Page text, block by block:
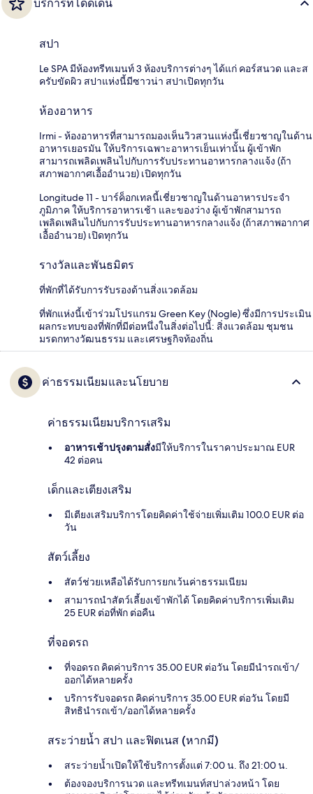
บริการที่โดดเด่น
สปา
Le SPA มีห้องทรีทเมนท์ 3 ห้องบริการต่างๆ ได้แก่ คอร์สนวด และส
ครับขัดผิว สปาแห่งนี้มีซาวน่า สปาเปิดทุกวัน
ห้องอาหาร
Irmi - ห้องอาหารที่สามารถมองเห็นวิวสวนแห่งนี้เชี่ยวชาญในด้าน
อาหารเยอรมัน ให้บริการเฉพาะอาหารเย็นเท่านั้น ผู้เข้าพัก
สามารถเพลิดเพลินไปกับการรับประทานอาหารกลางแจ้ง (ถ้า
สภาพอากาศเอื้ออำนวย) เปิดทุกวัน
Longitude 11 - บาร์ค็อกเทลนี้เชี่ยวชาญในด้านอาหารประจำ
ภูมิภาค ให้บริการอาหารเช้า และของว่าง ผู้เข้าพักสามารถ
เพลิดเพลินไปกับการรับประทานอาหารกลางแจ้ง (ถ้าสภาพอากาศ
เอื้ออำนวย) เปิดทุกวัน
รางวัลและพันธมิตร
ที่พักที่ได้รับการรับรองด้านสิ่งแวดล้อม
ที่พักแห่งนี้เข้าร่วมโปรแกรม Green Key (Nogle) ซึ่งมีการประเมิน
ผลกระทบของที่พักที่มีต่อหนึ่งในสิ่งต่อไปนี้: สิ่งแวดล้อม ชุมชน
มรดกทางวัฒนธรรม และเศรษฐกิจท้องถิ่น
ค่าธรรมเนียมและนโยบาย
ค่าธรรมเนียมบริการเสริม
อาหารเช้าปรุงตามสั่งมีให้บริการในราคาประมาณ EUR
42 ต่อคน
เด็กและเตียงเสริม
มีเตียงเสริมบริการโดยคิดค่าใช้จ่ายเพิ่มเติม 100.0 EUR ต่อ
วัน
สัตว์เลี้ยง
สัตว์ช่วยเหลือได้รับการยกเว้นค่าธรรมเนียม
สามารถนำสัตว์เลี้ยงเข้าพักได้ โดยคิดค่าบริการเพิ่มเติม
25 EUR ต่อที่พัก ต่อคืน
ที่จอดรถ
ที่จอดรถ คิดค่าบริการ 35.00 EUR ต่อวัน โดยมีนำรถเข้า/
ออกได้หลายครั้ง
บริการรับจอดรถ คิดค่าบริการ 35.00 EUR ต่อวัน โดยมี
สิทธินำรถเข้า/ออกได้หลายครั้ง
สระว่ายน้ำ สปา และฟิตเนส (หากมี)
สระว่ายน้ำเปิดให้ใช้บริการตั้งแต่ 7:00 น. ถึง 21:00 น.
ต้องจองบริการนวด และทรีทเมนท์สปาล่วงหน้า โดย